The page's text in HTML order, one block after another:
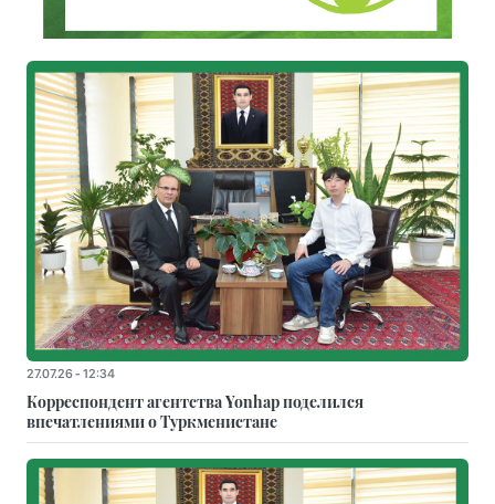
27.07.26 - 12:34
Корреспондент агентства Yonhap поделился
впечатлениями о Туркменистане